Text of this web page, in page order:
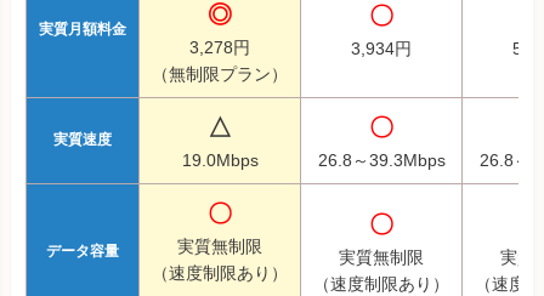
実質月額料金
◎
3,278円
（無制限プラン）
〇
3,934円
実質速度 △
19.0Mbps
〇
26.8～39.3Mbps 26.8～
データ容量
〇
実質無制限
（速度制限あり）
〇
実質無制限
（速度制限あり）
実質
（速度